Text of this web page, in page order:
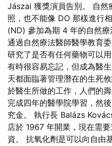
Jászai 獲獎演員告別。 自然
照，也不能像 DO 那樣進行
(ND) 參加為期 4 年的自然
通過自然療法醫師醫學教育
研究了是否有任何藥物可以
有時很容易忘記，但成為醫
天都面臨著管理潛在的生死
於醫生所做的工作，人們的
完成四年的醫學院學習，然
究金。 執行長 Balázs
店於 1967 年開業，現在需
資。 抗氧化劑是可以向自由